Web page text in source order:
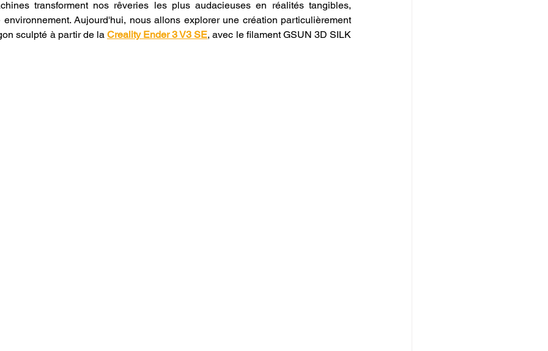
Formation CREALITY PRINT
transforment nos rêveries les plus audacieuses en réalités tangibles,
Aujourd'hui, nous allons explorer une création particulièrement
sculpté à partir de la Creality Ender 3 V3 SE, avec le filament GSUN 3D SILK